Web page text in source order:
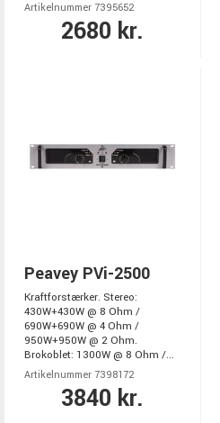
Artikelnummer 7395652
2680 kr.
Peavey PVi-2500
Kraftforstærker. Stereo:
430W+430W @ 8 Ohm /
690W+690W @ 4 Ohm /
950W+950W @ 2 Ohm.
Brokoblet: 1300W @ 8 Ohm /...
Artikelnummer 7398172
3840 kr.